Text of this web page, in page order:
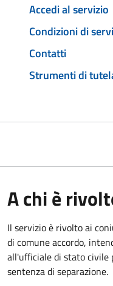
Accedi al servizio
Condizioni di
Contatti
Strumenti di
A chi è
Il servizio è rivolto ai
di comune accordo,
all'ufficiale di stato civile
sentenza di separazione.